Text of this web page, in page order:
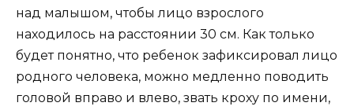
над малышом, чтобы лицо взрослого
находилось на расстоянии 30 см. Как только
будет понятно, что ребенок зафиксировал лицо
родного человека, можно медленно поводить
головой вправо и влево, звать кроху по имени,